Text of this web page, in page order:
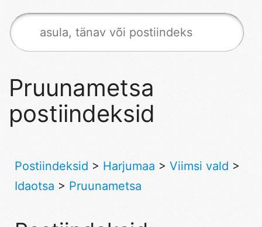
Pruunametsa
postiindeksid
Postiindeksid > Harjumaa > Viimsi vald >
Idaotsa > Pruunametsa